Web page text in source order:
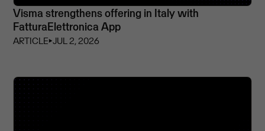
Visma strengthens offering in Italy with
FatturaElettronica App
ARTICLE⏵JUL 2, 2026